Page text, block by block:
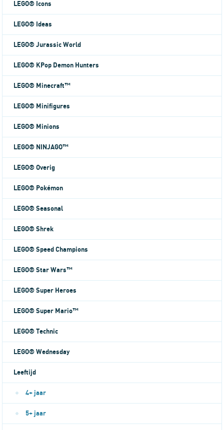
LEGO® Icons
LEGO® Ideas
LEGO® Jurassic World
LEGO® KPop Demon Hunters
LEGO® Minecraft™
LEGO® Minifigures
LEGO® Minions
LEGO® NINJAGO™
LEGO® Overig
LEGO® Pokémon
LEGO® Seasonal
LEGO® Shrek
LEGO® Speed Champions
LEGO® Star Wars™
LEGO® Super Heroes
LEGO® Super Mario™
LEGO® Technic
LEGO® Wednesday
Leeftijd
4+ jaar
5+ jaar